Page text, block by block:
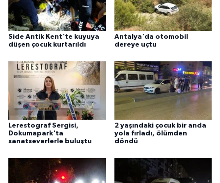
Side Antik Kent'te kuyuya
düşen çocuk kurtarıldı
Antalya'da otomobil
dereye uçtu
Lerestograf Sergisi,
Dokumapark'ta
sanatseverlerle buluştu
2 yaşındaki çocuk bir anda
yola fırladı, ölümden
döndü